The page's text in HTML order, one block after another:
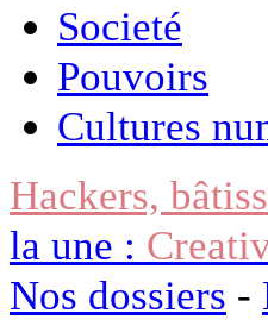
Societé
Pouvoirs
Cultures
Hackers,
la une :
Nos dossiers -